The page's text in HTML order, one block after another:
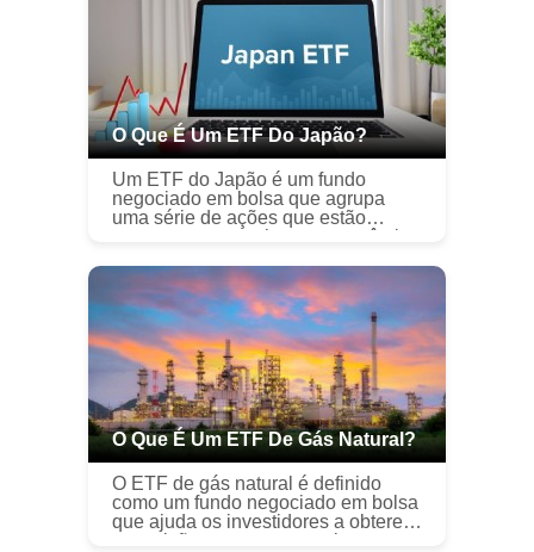
O Que É Um ETF Do Japão?
Um ETF do Japão é um fundo
negociado em bolsa que agrupa
uma série de ações que estão
expostas ao crescimento econômico
incluem grandes corporações, como
Honda Motor Co...
O Que É Um ETF De Gás Natural?
O ETF de gás natural é definido
como um fundo negociado em bolsa
que ajuda os investidores a obterem
exposição a retornos com base no